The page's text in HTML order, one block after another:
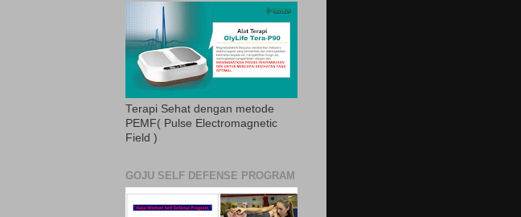
Terapi Sehat dengan metode
PEMF( Pulse Electromagnetic
Field )
GOJU SELF DEFENSE PROGRAM